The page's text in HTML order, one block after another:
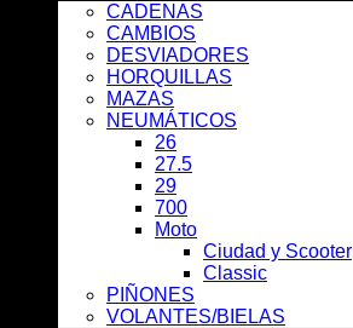
CADENAS
CAMBIOS
DESVIADORES
HORQUILLAS
MAZAS
NEUMÁTICOS
26
27.5
29
700
Moto
Ciudad y Scooter
Classic
PIÑONES
VOLANTES/BIELAS